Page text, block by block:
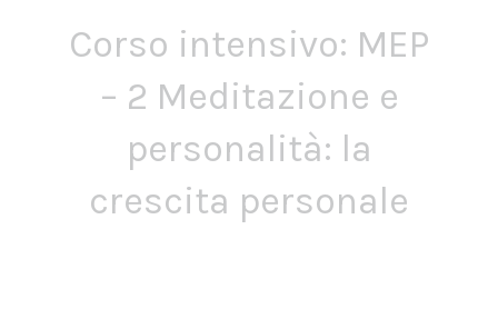
Corso intensivo: MEP
– 2 Meditazione e
personalità: la
crescita personale